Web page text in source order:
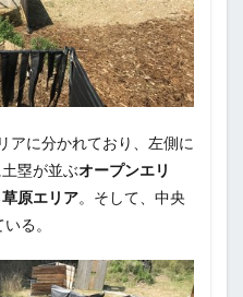
アに分かれており、左側に
塁が並ぶオープンエリ
草原エリア。そして、中央
る。